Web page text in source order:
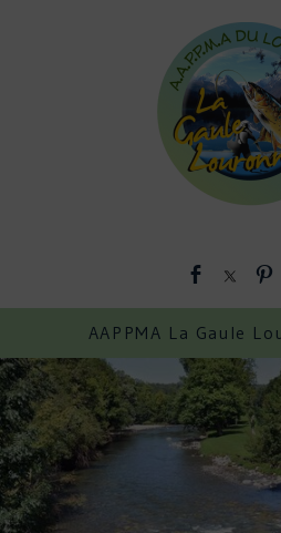
AAPPMA La Gaule